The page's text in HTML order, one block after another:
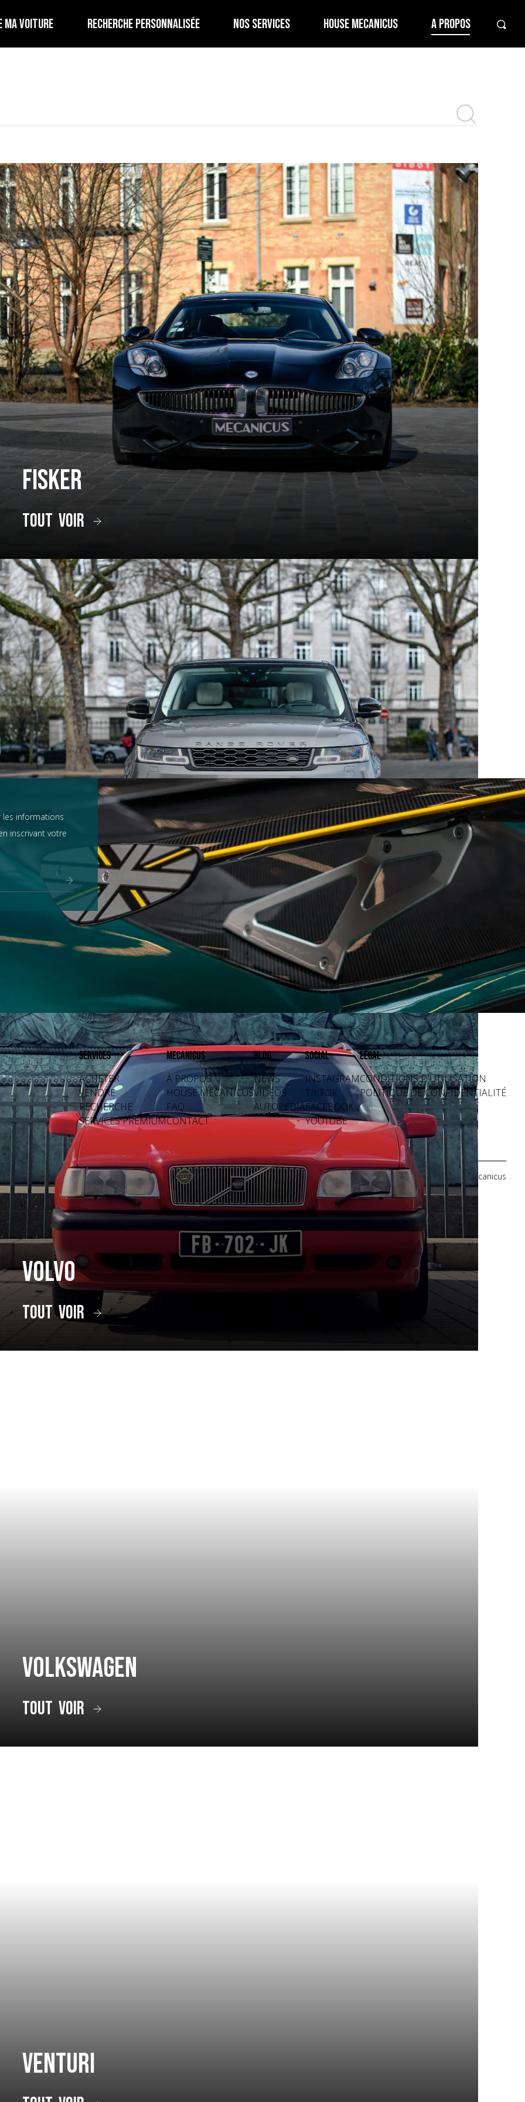
MA VOITURE RECHERCHE PERSONNALISÉE NOS SERVICES HOUSE MECANICUS A PROPOS
Fisker
tout voir
Range Rover
tout voir
Volvo
tout voir
Volkswagen
tout voir
Venturi
voyage à travers les marques et modèles d'exception
certains, c’est un rêve façonné en acier, en cuir, et en amour. Chez Mecanicus, on adore la voiture, on adore aussi son
On a donc décidé de vous bichonner, et de vous concocter une véritable encyclopédie de la voiture : Autopedia.
qui ont marqué l’histoire et créé des véhicules au destin exceptionnel, chacun empreint d’un charme unique et
souvent légendaire.
d’exception qui ont jalonné son histoire. De la Belle Époque aux supercars contemporaines, ces constructeurs ont
créant des modèles emblématiques qui font rêver les amateurs comme les collectionneurs. Au sein des articles
grandes marques et modèles d'exception, pour un voyage entre innovation, performance et héritage automobile.
En voiture, bouclez vos ceintures, c’est parti !
informations
inscrivant votre
Services
ACHETER
VENDRE
RECHERCHE
SERVICES PREMIUM
Mecanicus
À PROPOS
HOUSE MECANICUS
FAQ
CONTACT
Blog
NEWS
VIDÉOS
AUTOPÉDIA
Social
INSTAGRAM
TIKTOK
FACEBOOK
YOUTUBE
Légal
CONDITIONS D'UTILISATION
POLITIQUE DE CONFIDENTIALITÉ
Crédits photos: Mecanicus